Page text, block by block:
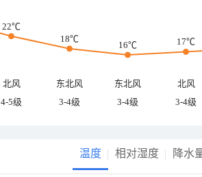
22℃
18℃
16℃ 17℃
北风 东北风 东北风 北风
4-5级 3-4级 3-4级 3-4级
温度 相对湿度 降水